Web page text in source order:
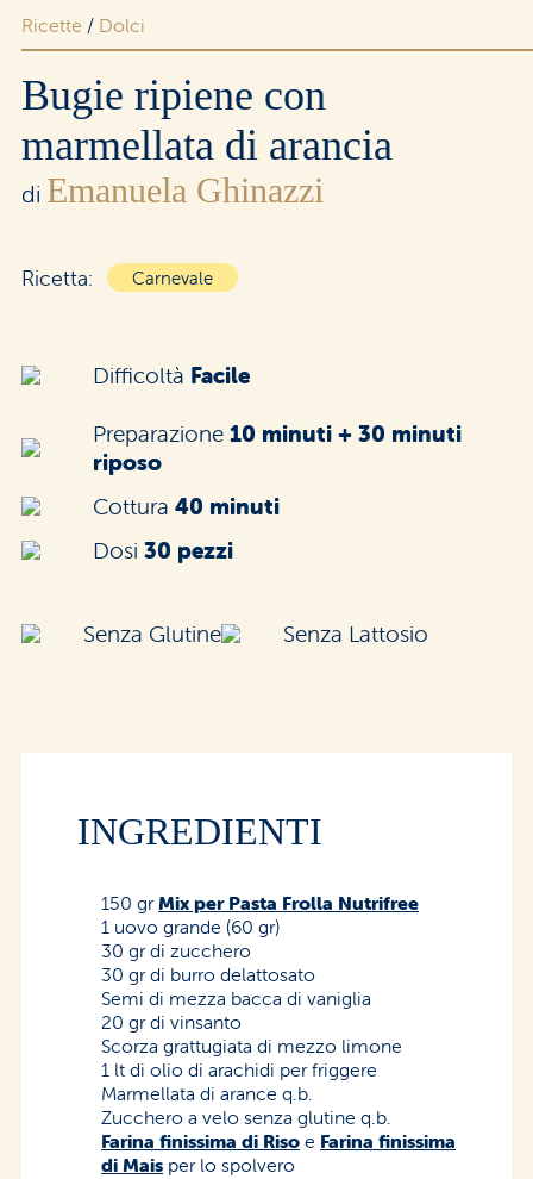
Area riservata rivenditori
Ricette / Dolci
Bugie ripiene con
marmellata di arancia
di Emanuela Ghinazzi
Ricetta: Carnevale
Difficoltà Facile
Preparazione 10 minuti + 30 minuti
riposo
Cottura 40 minuti
Dosi 30 pezzi
Senza Glutine Senza Lattosio
INGREDIENTI
150 grMix per Pasta Frolla Nutrifree
1 uovo grande (60 gr)
30 gr di zucchero
30 gr di burro delattosato
Semi di mezza bacca di vaniglia
20 gr di vinsanto
Scorza grattugiata di mezzo limone
1 lt di olio di arachidi per friggere
Marmellata di arance q.b.
Zucchero a velo senza glutine q.b.
Farina finissima di Riso e Farina finissima
di Mais per lo spolvero